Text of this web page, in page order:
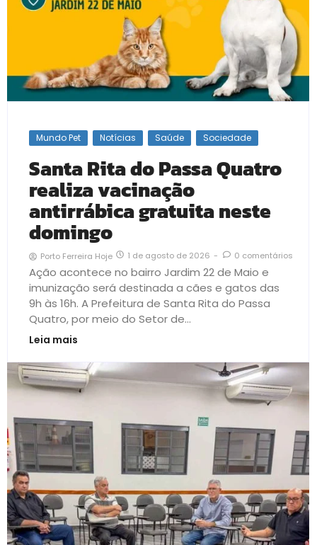
Mundo Pet Notícias Saúde Sociedade
Santa Rita do Passa Quatro
realiza vacinação
antirrábica gratuita neste
domingo
Porto Ferreira Hoje 1 de agosto de 2026 - 0 comentários
Ação acontece no bairro Jardim 22 de Maio e
imunização será destinada a cães e gatos das
9h às 16h. A Prefeitura de Santa Rita do Passa
Quatro, por meio do Setor de...
Leia mais